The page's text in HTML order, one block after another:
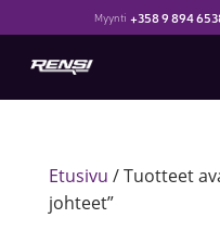
Myynti +358 9 894
Etusivu / Tuotteet
johteet”